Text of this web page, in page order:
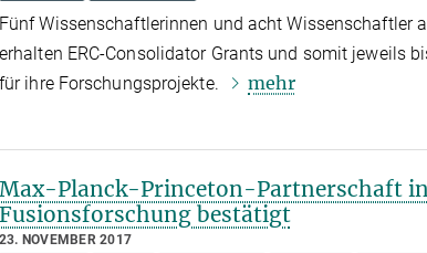
Fünf Wissenschaftlerinnen und acht Wissenschaftler
erhalten ERC-Consolidator Grants und somit jeweils
für ihre Forschungsprojekte.
mehr
Max-Planck-Princeton-Partnerschaft
Fusionsforschung bestätigt
23. NOVEMBER 2017